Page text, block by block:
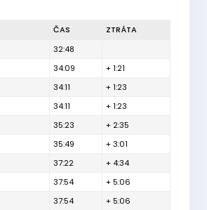
ČAS
ZTRÁTA
32:48
34:09
+ 1:21
34:11
+ 1:23
34:11
+ 1:23
35:23
+ 2:35
35:49
+ 3:01
37:22
+ 4:34
37:54
+ 5:06
37:54
+ 5:06